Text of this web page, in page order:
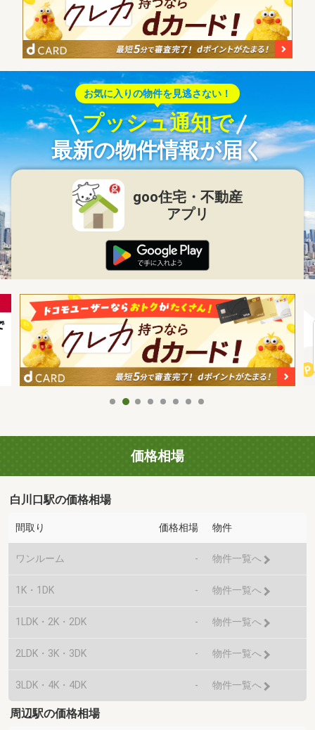
お気に入りの物件を見逃さない！
プッシュ通知で
最新の物件情報が届く
goo住宅・不動産
アプリ
価格相場
白川口駅の価格相場
間取り 価格相場 物件
ワンルーム - 物件一覧へ
1K・1DK - 物件一覧へ
1LDK・2K・2DK - 物件一覧へ
2LDK・3K・3DK - 物件一覧へ
3LDK・4K・4DK - 物件一覧へ
周辺駅の価格相場